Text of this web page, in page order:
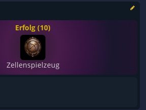
Erfolg (10)
Zellenspielzeug